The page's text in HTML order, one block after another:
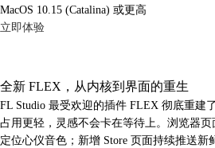
MacOS 10.15 (Catalina) 或更高
立即体验
全新 FLEX，从内核到界面的重生
FL Studio 最受欢迎的插件 FLEX 彻底重建
占用更轻，灵感不会卡在等待上。浏览器
定位心仪音色；新增 Store 页面持续推送新